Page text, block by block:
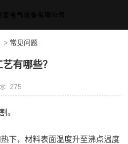
> 常见问题
有哪些？
275
。
下，材料表面温度升至沸点温度